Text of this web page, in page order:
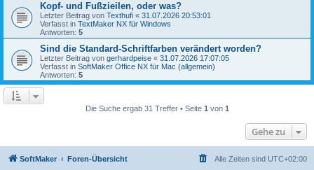
Kopf- und Fußzieilen, oder was?
Letzter Beitrag von Texthufi « 31.07.2026 20:53:01
Verfasst in TextMaker NX für Windows
Antworten: 5
Sind die Standard-Schriftfarben verändert worden?
Letzter Beitrag von gerhardpeise « 31.07.2026 17:07:05
Verfasst in SoftMaker Office NX für Mac (allgemein)
Antworten: 5
Die Suche ergab 31 Treffer • Seite 1 von 1
Gehe zu
SoftMaker Foren-Übersicht Alle Zeiten sind UTC+02:00